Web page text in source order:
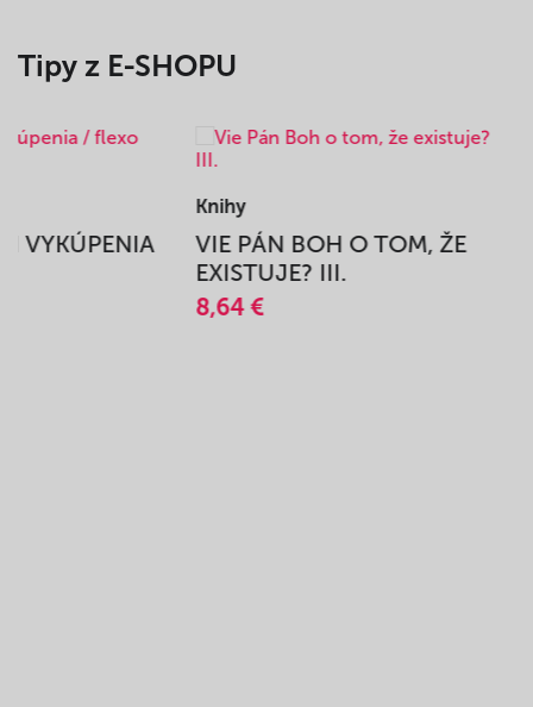
Tipy z E-SHOPU
VYKÚPENIA
Knihy
VIE PÁN BOH O TOM, ŽE
EXISTUJE? III.
8,64 €